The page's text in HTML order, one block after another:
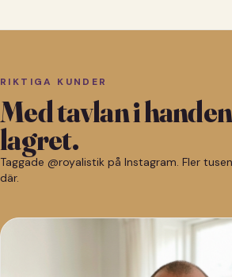
RIKTIGA KUNDER
Med tavlan i
lagret.
Taggade @royalistik på Instagram. Fler tusen
där.